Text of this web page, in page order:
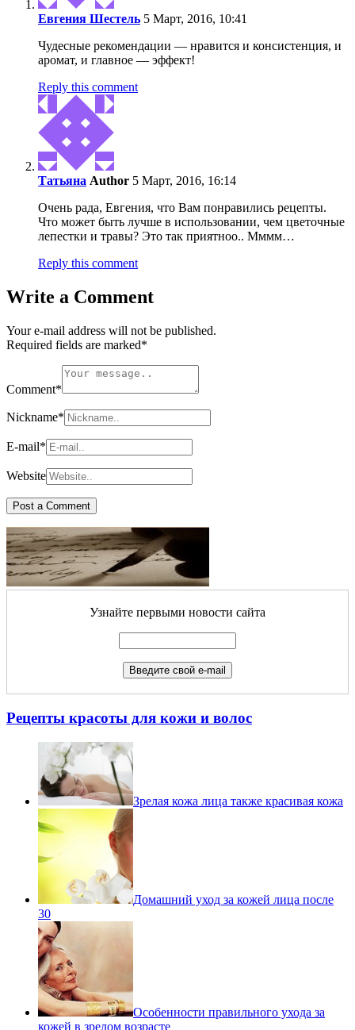
Евгения Шестель 5 Март, 2016, 10:41
Чудесные рекомендации — нравится и консистенция, и
аромат, и главное — эффект!
Reply this comment
Татьяна Author 5 Март, 2016, 16:14
Очень рада, Евгения, что Вам понравились рецепты.
Что может быть лучше в использовании, чем цветочные
лепестки и травы? Это так приятноо.. Мммм…
Reply this comment
Write a Comment
Your e-mail address will not be published.
Required fields are marked*
Comment*
Nickname*
E-mail*
Website
Узнайте первыми новости сайта
Рецепты красоты для кожи и волос
Зрелая кожа лица также красивая кожа
Домашний уход за кожей лица после
30
Особенности правильного ухода за
кожей в зрелом возрасте